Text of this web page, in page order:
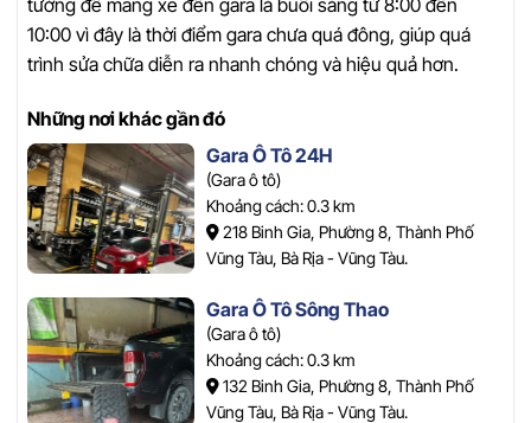
10:00 vì đây là thời điểm gara chưa quá đông, giúp quá
trình sửa chữa diễn ra nhanh chóng và hiệu quả hơn.
Những nơi khác gần đó
Gara Ô Tô 24H
(Gara ô tô)
Khoảng cách: 0.3 km
218 Binh Gia, Phường 8, Thành Phố
Vũng Tàu, Bà Rịa - Vũng Tàu.
Gara Ô Tô Sông Thao
(Gara ô tô)
Khoảng cách: 0.3 km
132 Binh Gia, Phường 8, Thành Phố
Vũng Tàu, Bà Rịa - Vũng Tàu.